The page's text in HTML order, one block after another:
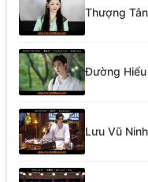
Thượng
Đường
Lưu Vũ